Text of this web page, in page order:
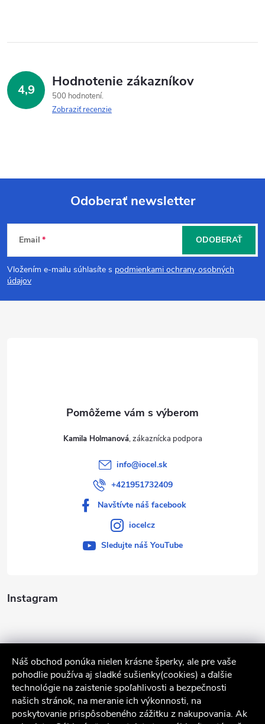
Náš obchod ponúka nielen krásne šperky, ale pre vaše
pohodlie používa aj sladké sušienky(cookies) a ďalšie
technológie na zaistenie spoľahlivosti a bezpečnosti
našich stránok, na meranie ich výkonnosti, na
poskytovanie prispôsobeného zážitku z nakupovania. Ak
4,9 Hodnotenie zákazníkov
500 hodnotení
Zobraziť recenzie
Z
á
p
Odoberať newsletter
Email
Vložením e-mailu súhlasíte s podmienkami ochrany osobných
údajov
ODOBERAŤ
Instagram
Kamila Holmanová
info@iocel.sk
+421951732409
Navštívte náš facebook
iocelcz
Sledujte náš YouTube